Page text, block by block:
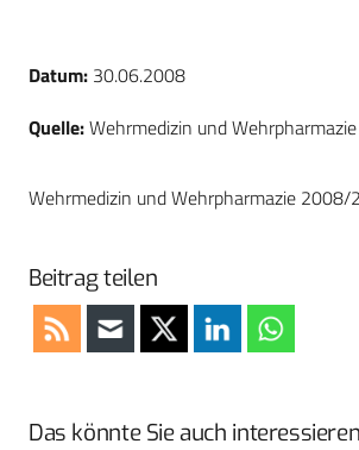
Datum: 30.06.2008
Quelle:Wehrmedizin und
Wehrmedizin und Wehrpharmazie 2008/2
Beitrag teilen
Das könnte Sie auch interessieren